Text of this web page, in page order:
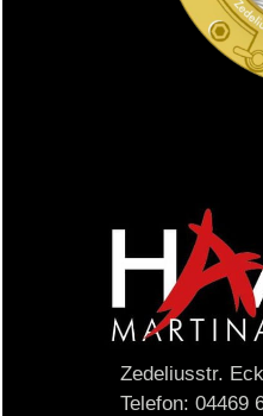
Zedeliusstr.
Telefon: 04469